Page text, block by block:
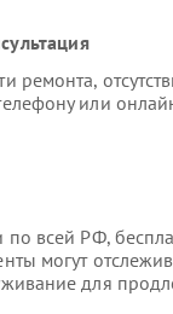
ремонта,
или
всей РФ,
могут
для